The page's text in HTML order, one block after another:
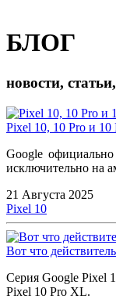
БЛОГ
новости,
Pixel 10, 10 Pro и
Google
исключительно на
21 Августа 2025
Pixel 10
Вот что
Серия Google Pixel
Pixel 10 Pro XL.